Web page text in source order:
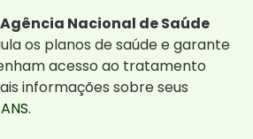
Nacional de Saúde
os planos de saúde e garante
acesso ao tratamento
informações sobre seus
ANS.